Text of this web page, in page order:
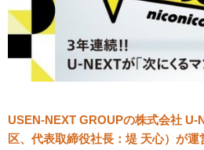
USEN-NEXT GROUPの株式会社 U-
区、代表取締役社長：堤 天心）が